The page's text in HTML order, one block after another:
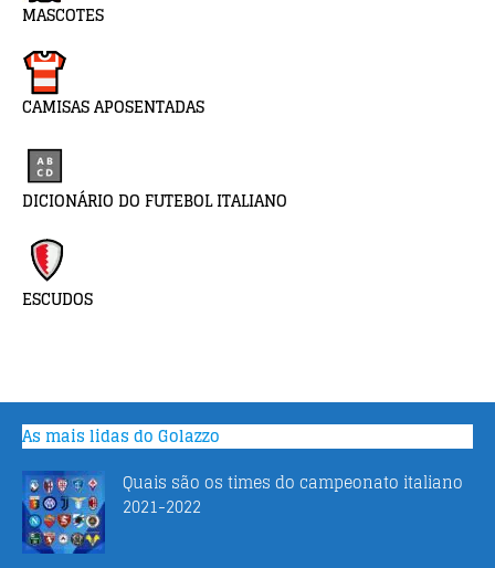
MASCOTES
CAMISAS APOSENTADAS
DICIONÁRIO DO FUTEBOL ITALIANO
ESCUDOS
As mais lidas do Golazzo
Quais são os times do campeonato italiano
2021-2022